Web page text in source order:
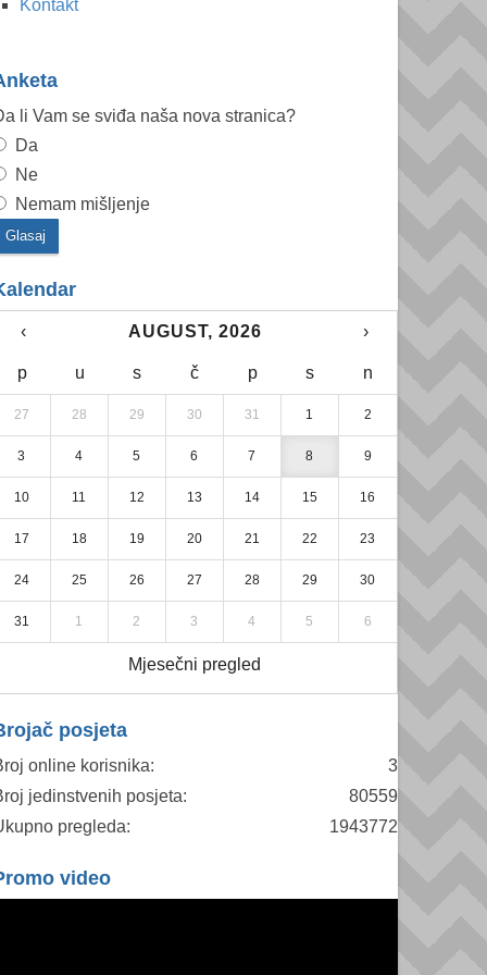
Kontakt
li Vam se sviđa naša nova stranica?
Da
Ne
Nemam mišljenje
‹ AUGUST, 2026 ›
p u s č p s n
27 28 29 30 31 1 2
3 4 5 6 7 8 9
10 11 12 13 14 15 16
17 18 19 20 21 22 23
24 25 26 27 28 29 30
31 1 2 3 4 5 6
Mjesečni pregled
posjeta
online korisnika:
3
jedinstvenih posjeta:
80559
pregleda:
1943772
video